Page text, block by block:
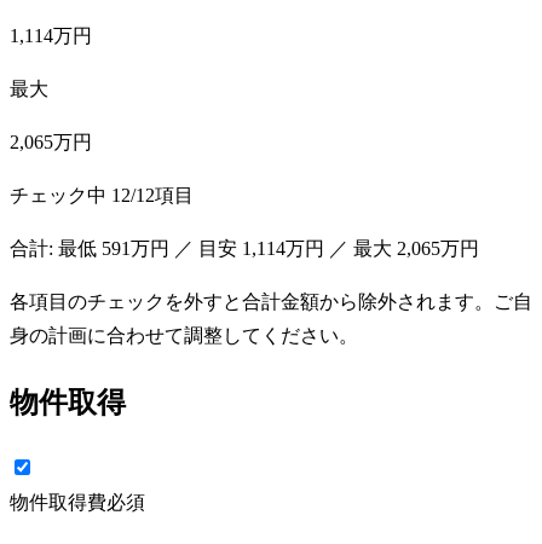
1,114万円
最大
2,065万円
チェック中 12/12項目
合計: 最低 591万円 ／ 目安 1,114万円 ／ 最大 2,065万円
各項目のチェックを外すと合計金額から除外されます。ご自
身の計画に合わせて調整してください。
物件取得
物件取得費必須